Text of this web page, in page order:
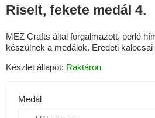
Riselt, fekete medál 4.
MEZ Crafts által forgalmazott, perlé
készülnek a medálok. Eredeti
Készlet állapot: Raktáron
Medál